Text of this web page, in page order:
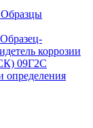
Образцы
Образец-
коррозии
09Г2С
определения